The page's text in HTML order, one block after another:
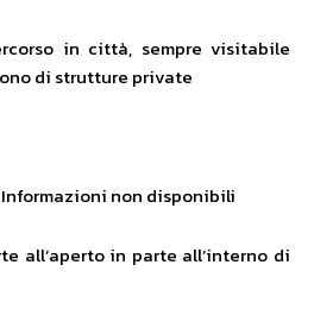
in città, sempre visitabile
di strutture private
Informazioni non disponibili
all’aperto in parte all’interno di